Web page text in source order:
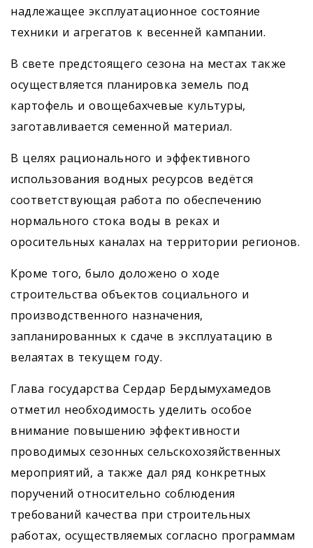
надлежащее эксплуатационное состояние
техники и агрегатов к весенней кампании.
В свете предстоящего сезона на местах также
осуществляется планировка земель под
картофель и овощебахчевые культуры,
заготавливается семенной материал.
В целях рационального и эффективного
использования водных ресурсов ведётся
соответствующая работа по обеспечению
нормального стока воды в реках и
оросительных каналах на территории регионов.
Кроме того, было доложено о ходе
строительства объектов социального и
производственного назначения,
запланированных к сдаче в эксплуатацию в
велаятах в текущем году.
Глава государства Сердар Бердымухамедов
отметил необходимость уделить особое
внимание повышению эффективности
проводимых сезонных сельскохозяйственных
мероприятий, а также дал ряд конкретных
поручений относительно соблюдения
требований качества при строительных
работах, осуществляемых согласно программам